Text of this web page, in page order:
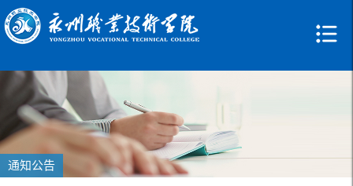
通知公告